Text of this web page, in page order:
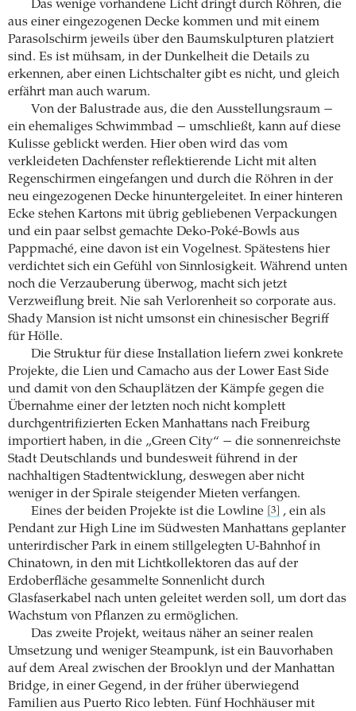
Das wenige vorhandene Licht dringt durch Röhren, die
aus einer eingezogenen Decke kommen und mit einem
Parasolschirm jeweils über den Baumskulpturen platziert
sind. Es ist mühsam, in der Dunkelheit die Details zu
erkennen, aber einen Lichtschalter gibt es nicht, und gleich
erfährt man auch warum.
Von der Balustrade aus, die den Ausstellungsraum −
ein ehemaliges Schwimmbad − umschließt, kann auf diese
Kulisse geblickt werden. Hier oben wird das vom
verkleideten Dachfenster reflektierende Licht mit alten
Regenschirmen eingefangen und durch die Röhren in der
neu eingezogenen Decke hinuntergeleitet. In einer hinteren
Ecke stehen Kartons mit übrig gebliebenen Verpackungen
und ein paar selbst gemachte Deko-Poké-Bowls aus
Pappmaché, eine davon ist ein Vogelnest. Spätestens hier
verdichtet sich ein Gefühl von Sinnlosigkeit. Während unten
noch die Verzauberung überwog, macht sich jetzt
Verzweiflung breit. Nie sah Verlorenheit so corporate aus.
Shady Mansion ist nicht umsonst ein chinesischer Begriff
für Hölle.
Die Struktur für diese Installation liefern zwei konkrete
Projekte, die Lien und Camacho aus der Lower East Side
und damit von den Schauplätzen der Kämpfe gegen die
Übernahme einer der letzten noch nicht komplett
durchgentrifizierten Ecken Manhattans nach Freiburg
importiert haben, in die „Green City“ − die sonnenreichste
Stadt Deutschlands und bundesweit führend in der
nachhaltigen Stadtentwicklung, deswegen aber nicht
weniger in der Spirale steigender Mieten verfangen.
Eines der beiden Projekte ist die Lowline
[3]
, ein als
Pendant zur High Line im Südwesten Manhattans geplanter
unterirdischer Park in einem stillgelegten U-Bahnhof in
Chinatown, in den mit Lichtkollektoren das auf der
Erdoberfläche gesammelte Sonnenlicht durch
Glasfaserkabel nach unten geleitet werden soll, um dort das
Wachstum von Pflanzen zu ermöglichen.
Das zweite Projekt, weitaus näher an seiner realen
Umsetzung und weniger Steampunk, ist ein Bauvorhaben
auf dem Areal zwischen der Brooklyn und der Manhattan
Bridge, in einer Gegend, in der früher überwiegend
Familien aus Puerto Rico lebten. Fünf Hochhäuser mit